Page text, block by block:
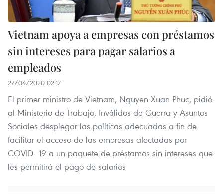
Vietnam apoya a empresas con préstamos
sin intereses para pagar salarios a
empleados
27/04/2020 02:17
El primer ministro de Vietnam, Nguyen Xuan Phuc, pidió
al Ministerio de Trabajo, Inválidos de Guerra y Asuntos
Sociales desplegar las políticas adecuadas a fin de
facilitar el acceso de las empresas afectadas por
COVID- 19 a un paquete de préstamos sin intereses que
les permitirá el pago de salarios